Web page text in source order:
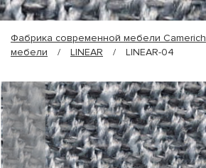
Фабрика современной мебели Camerich
мебели
/ LINEAR / LINEAR-04